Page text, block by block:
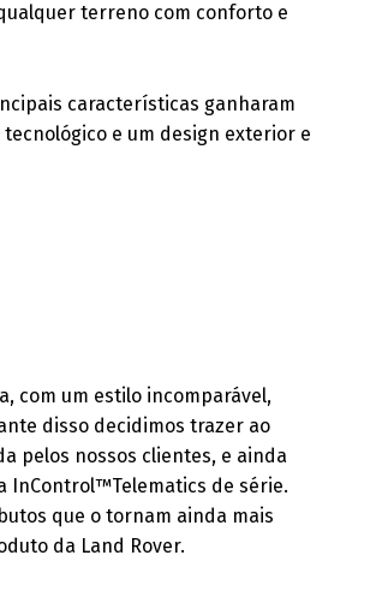
terreno com conforto e
características ganharam
e um design exterior e
com um estilo incomparável,
disso decidimos trazer ao
pelos nossos clientes, e ainda
InControl™Telematics de série.
que o tornam ainda mais
da Land Rover.